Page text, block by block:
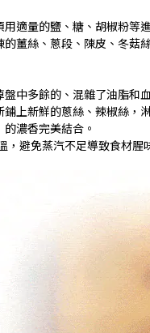
用適量的鹽、糖、胡椒粉等
的薑絲、蔥段、陳皮、冬
盤中多餘的、混雜了油脂和
鋪上新鮮的蔥絲、辣椒絲
濃香完美結合。
避免蒸汽不足導致食材